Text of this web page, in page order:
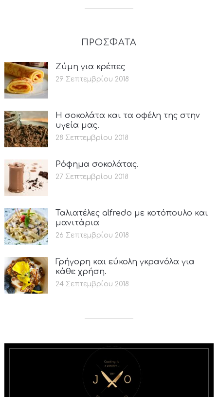
ΠΡΟΣΦΑΤΑ
Ζύμη για κρέπες
29 Σεπτεμβρίου 2018
Η σοκολάτα και τα οφέλη της στην
υγεία μας.
28 Σεπτεμβρίου 2018
Ρόφημα σοκολάτας.
27 Σεπτεμβρίου 2018
Ταλιατέλες alfredo με κοτόπουλο και
μανιτάρια
26 Σεπτεμβρίου 2018
Γρήγορη και εύκολη γκρανόλα για
κάθε χρήση.
24 Σεπτεμβρίου 2018